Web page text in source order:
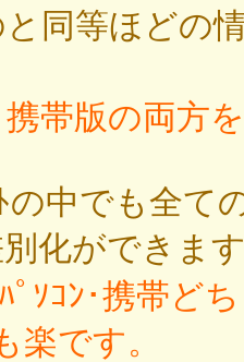
同等ほどの
帯版の両方
の中でも全て
化ができま
ｿｺﾝ･携帯ど
楽です。